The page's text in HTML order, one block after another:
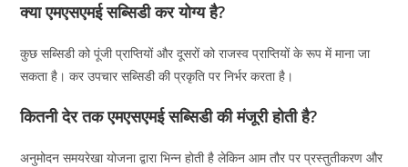
क्या एमएसएमई सब्सिडी कर योग्य है?
कुछ सब्सिडी को पूंजी प्राप्तियों और दूसरों को राजस्व प्राप्तियों के रूप में माना जा
सकता है। कर उपचार सब्सिडी की प्रकृति पर निर्भर करता है।
कितनी देर तक एमएसएमई सब्सिडी की मंजूरी होती है?
अनुमोदन समयरेखा योजना द्वारा भिन्न होती है लेकिन आम तौर पर प्रस्तुतीकरण और